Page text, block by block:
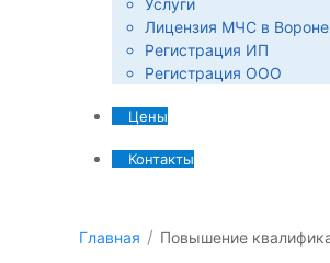
Услуги
Лицензия МЧС в
Регистрация ИП
Регистрация ООО
Цены
Контакты
Главная Повышение